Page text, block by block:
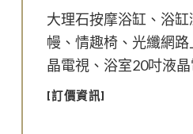
大理石按摩浴缸、浴
幔、情趣椅、光纖網
晶電視、浴室20吋液
[訂價資訊]